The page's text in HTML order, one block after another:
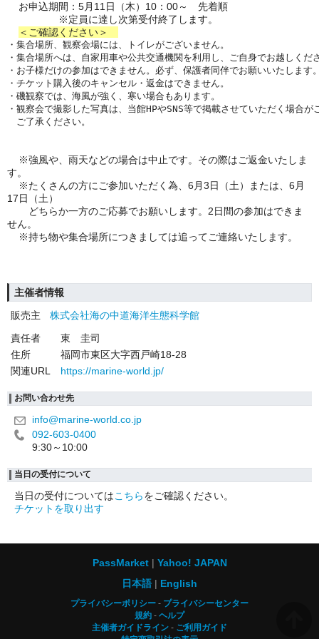
お申込期間：5月11日（木）10：00～ 先着順
※定員に達し次第受付終了します。
＜ご確認ください＞
・集合場所、観察会場には、トイレがございません。
・集合場所へは、自家用車や公共交通機関を利用し、ご自身でお越しくだ
・お子様だけの参加はできません。必ず、保護者同伴でお願いいたします
・チケット購入後のキャンセル・返金はできません。
・磯観察では、海風が強く、寒い場合もあります。
・観察会で撮影した写真は、当館HPやSNS等で掲載させていただく場合が
ご了承ください。
※強風や、雨天などの場合は中止です。その際はご返金いたしま
す。
※たくさんの方にご参加いただく為、6月3日（土）または、6月
17日（土）
どちらか一方のご応募でお願いします。2日間の参加はできま
せん。
※持ち物や集合場所につきましては追ってご連絡いたします。
主催者情報
販売主
株式会社海の中道海洋生態科学館
責任者
東 圭司
住所
福岡市東区大字西戸崎18-28
関連URL
https://marine-world.jp/
お問い合わせ先
info@marine-world.co.jp
092-603-0400
9:30～10:00
当日の受付について
当日の受付についてはこちらをご確認ください。
チケットを取り出す
PassMarket
Yahoo! JAPAN
日本語
English
プライバシーポリシー
プライバシーセンター
規約
ヘルプ
主催者ガイドライン
ご利用ガイド